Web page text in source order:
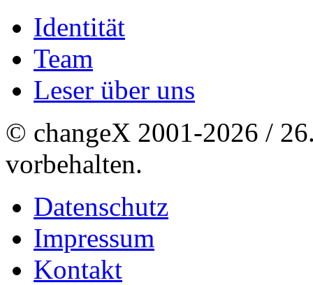
Identität
Team
Leser über uns
© changeX 2001-2026 /
vorbehalten.
Datenschutz
Impressum
Kontakt